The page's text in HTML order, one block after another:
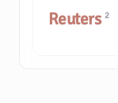
Reuters 2